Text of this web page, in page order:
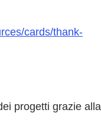
cards/thank-
progetti grazie alla